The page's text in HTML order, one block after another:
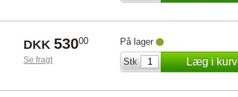
DKK 53000
Se fragt
På lager
Stk
Læg i kurv